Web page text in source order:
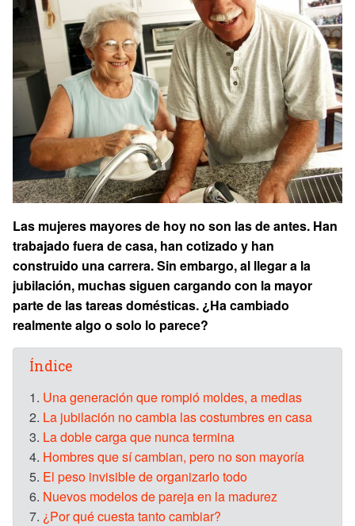
Las mujeres mayores de hoy no son las de antes. Han
trabajado fuera de casa, han cotizado y han
construido una carrera. Sin embargo, al llegar a la
jubilación, muchas siguen cargando con la mayor
parte de las tareas domésticas. ¿Ha cambiado
realmente algo o solo lo parece?
Índice
1. Una generación que rompió moldes, a medias
2. La jubilación no cambia las costumbres en casa
3. La doble carga que nunca termina
4. Hombres que sí cambian, pero no son mayoría
5. El peso invisible de organizarlo todo
6. Nuevos modelos de pareja en la madurez
7. ¿Por qué cuesta tanto cambiar?